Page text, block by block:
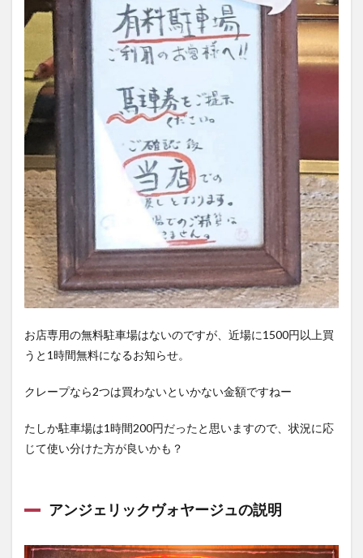
お店専用の無料駐車場はないのですが、近場に1500円以上買
うと1時間無料になるお知らせ。
クレープなら2つは買わないといかない金額ですねー
たしか駐車場は1時間200円だったと思いますので、状況に応
じて使い分けた方が良いかも？
アンジェリックヴォヤージュの説明